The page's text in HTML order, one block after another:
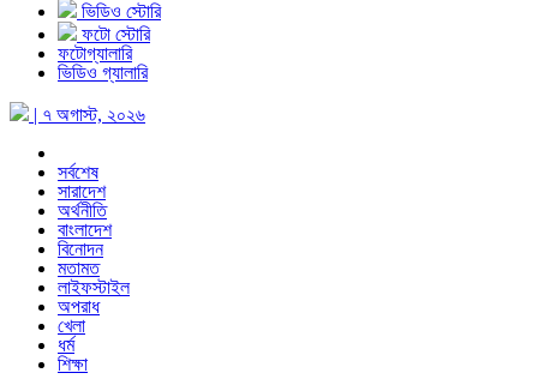
ভিডিও স্টোরি
ফটো স্টোরি
ফটোগ্যালারি
ভিডিও গ্যালারি
| ৭ অগাস্ট, ২০২৬
সর্বশেষ
সারাদেশ
অর্থনীতি
বাংলাদেশ
বিনোদন
মতামত
লাইফস্টাইল
অপরাধ
খেলা
ধর্ম
শিক্ষা